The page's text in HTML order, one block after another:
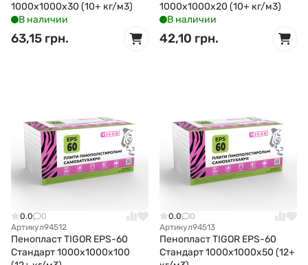
1000x1000x30 (10+ кг/м3)
В наличии
63,15 грн.
1000x1000x20 (10+ кг/м3)
В наличии
42,10 грн.
0.0
0
Артикул94512
Пенопласт TIGOR EPS-60
Стандарт 1000x1000x100
0.0
0
Артикул94513
Пенопласт TIGOR EPS-60
Стандарт 1000x1000x50 (12+